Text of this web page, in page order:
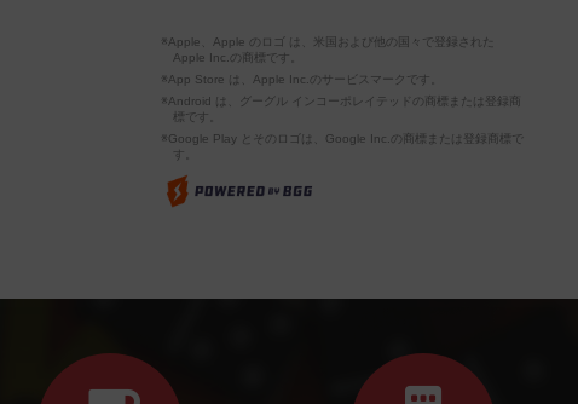
※Apple、Apple のロゴ は、米国および他の国々で登録された
Apple Inc.の商標です。
※App Store は、Apple Inc.のサービスマークです。
※Android は、グーグル インコーポレイテッドの商標または登録商
標です。
※Google Play とそのロゴは、Google Inc.の商標または登録商標で
す。